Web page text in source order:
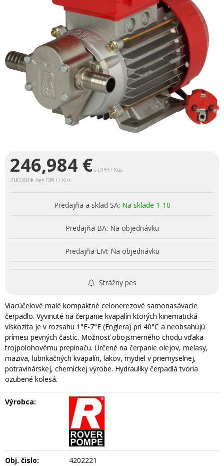
246,984 € s DPH / Kus
200,80 € bez DPH / Kus
Predajňa a sklad SA: Na sklade 1-10
Predajňa BA: Na objednávku
Predajňa LM: Na objednávku
Strážny pes
Viacúčelové malé kompaktné celonerezové samonasávacie
čerpadlo. Vyvinuté na čerpanie kvapalín ktorých kinematická
viskozita je v rozsahu 1°E-7°E (Englera) pri 40°C a neobsahujú
prímesi pevných častíc. Možnosť obojsmerného chodu vďaka
trojpolohovému prepínaču. Určené na čerpanie olejov, melasy,
maziva, lubrikačných kvapalín, lakov, mydiel v priemyselnej,
potravinárskej, chemickej výrobe. Hydrauliky čerpadlá tvoria
ozubené kolesá.
Výrobca:
Obj. čislo:
4202221